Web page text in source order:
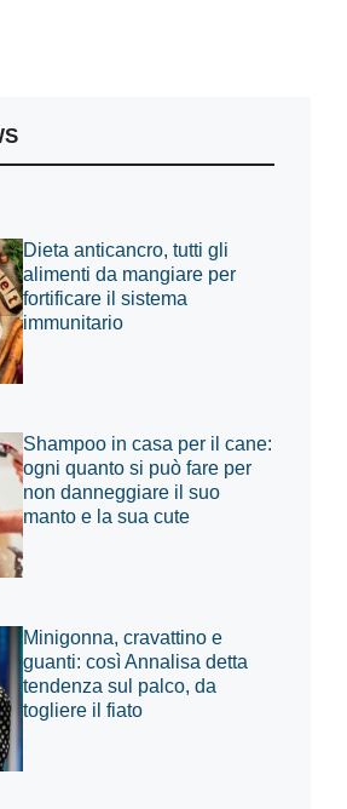
Dieta anticancro, tutti gli
alimenti da mangiare per
fortificare il sistema
immunitario
Shampoo in casa per il cane:
ogni quanto si può fare per
non danneggiare il suo
manto e la sua cute
Minigonna, cravattino e
guanti: così Annalisa detta
tendenza sul palco, da
togliere il fiato